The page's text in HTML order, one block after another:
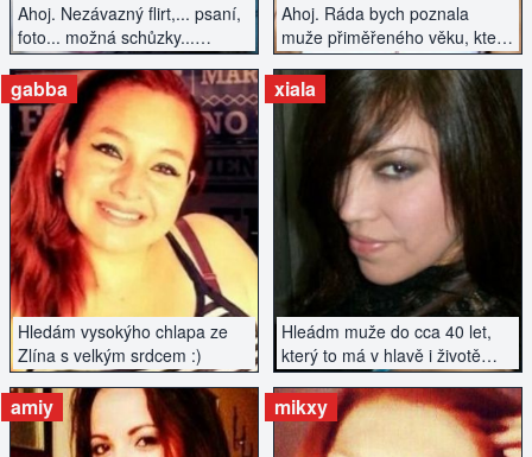
Ahoj. Nezávazný flirt,... psaní,
foto... možná schůzky...
uvidíme...
Ahoj. Ráda bych poznala
muže přiměřeného věku, který
by se chtěl vážně seznámit.
Nehledám hned manžela, ale
spíše vážný vztah ano.
Hledám vysokýho chlapa ze
Zlína s velkým srdcem :)
gabba
ZOBRAZIT INZERÁT
Hleádm muže do cca 40 let,
který to má v hlavě i životě
srovnané...
xiala
ZOBRAZIT INZERÁT
amiy mikxy